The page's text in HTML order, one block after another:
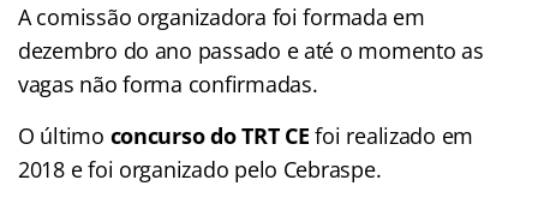
A comissão organizadora foi formada em
dezembro do ano passado e até o momento as
vagas não forma confirmadas.
O último concurso do TRT CEfoi realizado em
2018 e foi organizado pelo Cebraspe.